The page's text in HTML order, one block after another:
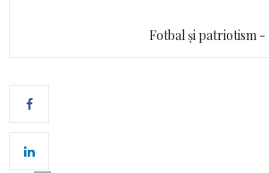
Fotbal și patriotism -